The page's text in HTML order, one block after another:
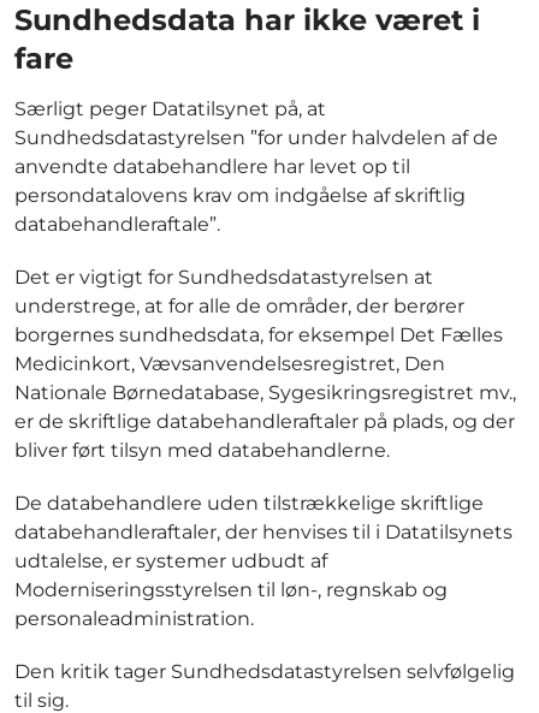
Sundhedsdata har ikke været i
fare
Særligt peger Datatilsynet på, at
Sundhedsdatastyrelsen ”for under halvdelen af de
anvendte databehandlere har levet op til
persondatalovens krav om indgåelse af skriftlig
databehandleraftale”.
Det er vigtigt for Sundhedsdatastyrelsen at
understrege, at for alle de områder, der berører
borgernes sundhedsdata, for eksempel Det Fælles
Medicinkort, Vævsanvendelsesregistret, Den
Nationale Børnedatabase, Sygesikringsregistret mv.,
er de skriftlige databehandleraftaler på plads, og der
bliver ført tilsyn med databehandlerne.
De databehandlere uden tilstrækkelige skriftlige
databehandleraftaler, der henvises til i Datatilsynets
udtalelse, er systemer udbudt af
Moderniseringsstyrelsen til løn-, regnskab og
personaleadministration.
Den kritik tager Sundhedsdatastyrelsen selvfølgelig
til sig.